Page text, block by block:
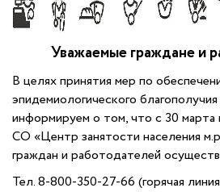
Уважаемые граждане и
В целях принятия мер по
эпидемиологического
информируем о том, что с 30 марта
СО «Центр занятости населения
граждан и работодателей
Тел. 8-800-350-27-66 (горячая